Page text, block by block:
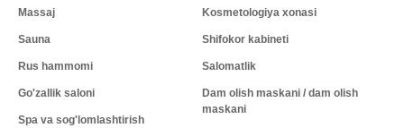
Massaj
Sauna
Rus hammomi
Go'zallik saloni
Spa va sog'lomlashtirish
Kosmetologiya xonasi
Shifokor kabineti
Salomatlik
Dam olish maskani / dam olish
maskani